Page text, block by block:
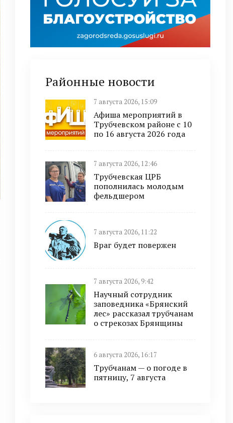
Районные новости
7 августа 2026, 15:09
Афиша мероприятий в
Трубчевском районе с 10
по 16 августа 2026 года
7 августа 2026, 12:46
Трубчевская ЦРБ
пополнилась молодым
фельдшером
7 августа 2026, 11:22
Враг будет повержен
7 августа 2026, 9:42
Научный сотрудник
заповедника «Брянский
лес» рассказал трубчанам
о стрекозах Брянщины
6 августа 2026, 16:17
Трубчанам — о погоде в
пятницу, 7 августа